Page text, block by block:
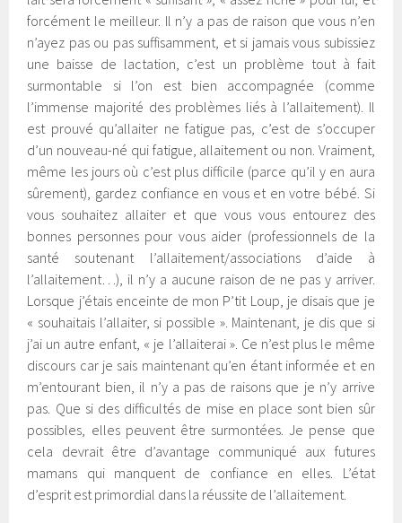
forcément le meilleur. Il n’y a pas de raison que vous n’en
n’ayez pas ou pas suffisamment, et si jamais vous subissiez
une baisse de lactation, c’est un problème tout à fait
surmontable si l’on est bien accompagnée (comme
l’immense majorité des problèmes liés à l’allaitement). Il
est prouvé qu’allaiter ne fatigue pas, c’est de s’occuper
d’un nouveau-né qui fatigue, allaitement ou non. Vraiment,
même les jours où c’est plus difficile (parce qu’il y en aura
sûrement), gardez confiance en vous et en votre bébé. Si
vous souhaitez allaiter et que vous vous entourez des
bonnes personnes pour vous aider (professionnels de la
santé soutenant l’allaitement/associations d’aide à
l’allaitement…), il n’y a aucune raison de ne pas y arriver.
Lorsque j’étais enceinte de mon P’tit Loup, je disais que je
« souhaitais l’allaiter, si possible ». Maintenant, je dis que si
j’ai un autre enfant, « je l’allaiterai ». Ce n’est plus le même
discours car je sais maintenant qu’en étant informée et en
m’entourant bien, il n’y a pas de raisons que je n’y arrive
pas. Que si des difficultés de mise en place sont bien sûr
possibles, elles peuvent être surmontées. Je pense que
cela devrait être d’avantage communiqué aux futures
mamans qui manquent de confiance en elles. L’état
d’esprit est primordial dans la réussite de l’allaitement.